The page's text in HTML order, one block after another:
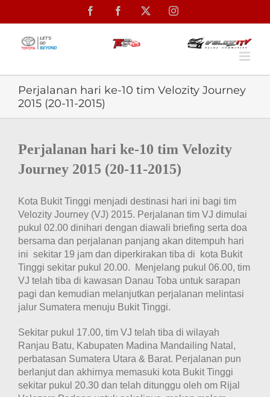
FacebookFacebook Instagram
Perjalanan hari ke-10 tim Velozity Journey
2015 (20-11-2015)
Image
Perjalanan hari ke-10 tim Velozity
Journey 2015 (20-11-2015)
Kota Bukit Tinggi menjadi destinasi hari ini bagi tim
Velozity Journey (VJ) 2015. Perjalanan tim VJ dimulai
pukul 02.00 dinihari dengan diawali briefing serta doa
bersama dan perjalanan panjang akan ditempuh hari
ini sekitar 19 jam dan diperkirakan tiba di kota Bukit
Tinggi sekitar pukul 20.00. Menjelang pukul 06.00, tim
VJ telah tiba di kawasan Danau Toba untuk sarapan
pagi dan kemudian melanjutkan perjalanan melintasi
jalur Sumatera menuju Bukit Tinggi.
Sekitar pukul 17.00, tim VJ telah tiba di wilayah
Ranjau Batu, Kabupaten Madina Mandailing Natal,
perbatasan Sumatera Utara & Barat. Perjalanan pun
berlanjut dan akhirnya memasuki kota Bukit Tinggi
sekitar pukul 20.30 dan telah ditunggu oleh om Rijal